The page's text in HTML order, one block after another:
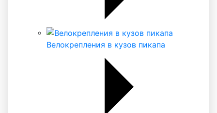
Велокрепления в кузов пикапа